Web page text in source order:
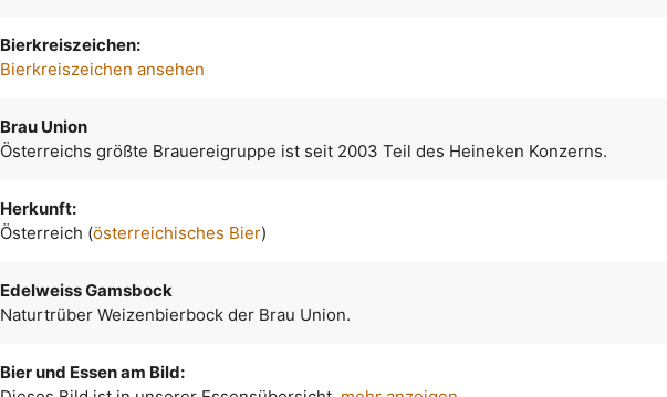
Bierkreiszeichen:
Bierkreiszeichen ansehen
Brau Union
Österreichs größte Brauereigruppe ist seit 2003 Teil des Heineken Konzerns.
Herkunft:
Österreich (österreichisches Bier)
Edelweiss Gamsbock
Naturtrüber Weizenbierbock der Brau Union.
Bier und Essen am Bild: